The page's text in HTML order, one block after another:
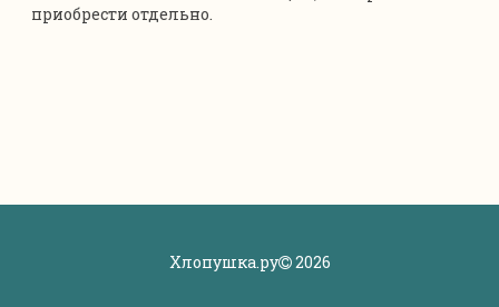
приобрести отдельно.
Хлопушка.ру 2026